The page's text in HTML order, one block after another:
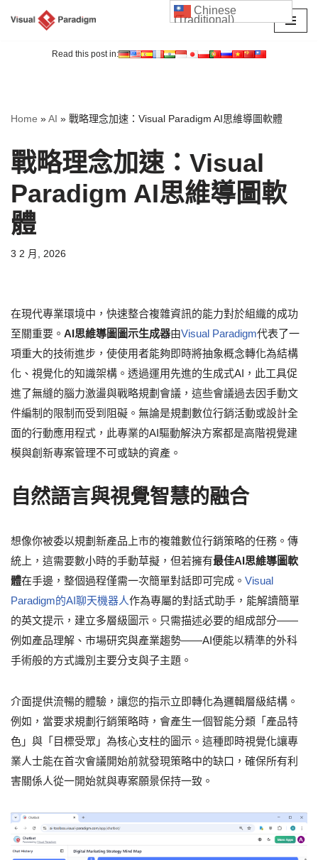
Read this post in:
Home »AI » 戰略理念加速：Visual Paradigm AI思維導圖軟體
戰略理念加速：Visual
Paradigm AI思維導圖軟
體
3 2 月, 2026
在現代專業環境中，快速整合複雜資訊的能力對於組織的成功
至關重要。 AI思維導圖圖示生成器由Visual Paradigm代表了一
項重大的技術進步，使使用者能夠即時將抽象概念轉化為結構
化、視覺化的知識架構。透過運用先進的生成式AI，此工具促
進了無縫的腦力激盪與戰略規劃會議，這些會議過去因手動文
件編制的限制而受到阻礙。無論是規劃數位行銷活動或設計全
面的行動應用程式，此專業的AI驅動解決方案都是高階視覺建
模與創新專案管理不可或缺的資產。
自然語言與視覺智慧的融合
想像你被委以規劃新產品上市的複雜數位行銷策略的任務。傳
統上，這需要數小時的手動草擬，但若擁有最佳AI思維導圖軟
體在手邊，整個過程僅需一次簡單對話即可完成。 Visual
Paradigm的AI聊天機器人作為專屬的對話式助手，能解讀簡單
的英文提示，建立多層級圖示。只需描述必要的組成部分——
例如產品理解、市場研究與產業趨勢——AI便能以精準的外科
手術般的方式識別主要分支與子主題。
介面提供流暢的體驗，讓您的指示立即轉化為邏輯層級結構。
例如，當要求規劃行銷策略時，會產生一個智能分類「產品特
色」與「目標受眾」為核心支柱的圖示。這種即時視覺化讓專
業人士能在首次會議開始前就發現策略中的缺口，確保所有利
害關係人從一開始就與專案願景保持一致。
Chinese
(Traditional)